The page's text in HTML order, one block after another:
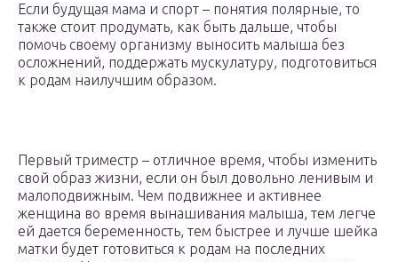
Если будущая мама и спорт – понятия полярные, то
также стоит продумать, как быть дальше, чтобы
помочь своему организму выносить малыша без
осложнений, поддержать мускулатуру, подготовиться
к родам наилучшим образом.
Первый триместр – отличное время, чтобы изменить
свой образ жизни, если он был довольно ленивым и
малоподвижным. Чем подвижнее и активнее
женщина во время вынашивания малыша, тем легче
ей дается беременность, тем быстрее и лучше шейка
матки будет готовиться к родам на последних